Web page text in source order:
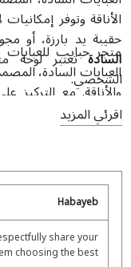
الأناقة وتوفر
حقيبة يد بارزة، أو
السادةتعتبر لوحة
الشخصي.
متجر حبايب
العبايات السادة،
والأناقة. مع التركيز
تمنحكتصاميم العبايات
سواء كنت تستعدين
الألوان الحيادية
وأحدث اتجاهات
اقرئي المزيد
Habayeb
share your
choosing the best.